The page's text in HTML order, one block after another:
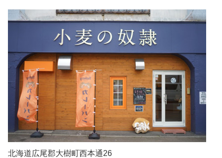
北海道広尾郡大樹町西本通26